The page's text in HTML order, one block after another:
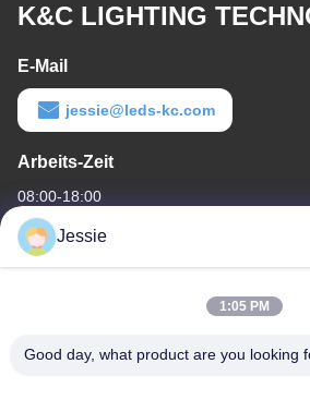
K&C LIGHTING
E-Mail
jessie@leds-kc.com
Arbeits-Zeit
08:00-18:00
Unsere Adresse
FS Science Park, Nr. 181, Gushu 1st
Jessie
1:05 PM
Good day, what product are you looking